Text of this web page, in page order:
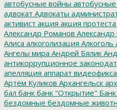
автобусные войны
адвокат Адвокаты
активист акция акция протеста
Александр Романов Александр
Алиса алкоголизация Алкоголь
Ангелы мира Андрей Бялик
антикоррупционное
апелляция аппарат
Артём Куликов Архангельск
бал банк банк "Открытие"
бездомные бездомные